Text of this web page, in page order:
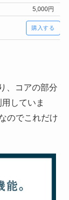
5,000円
購入する
、コアの部分
していま
のでこれだけ